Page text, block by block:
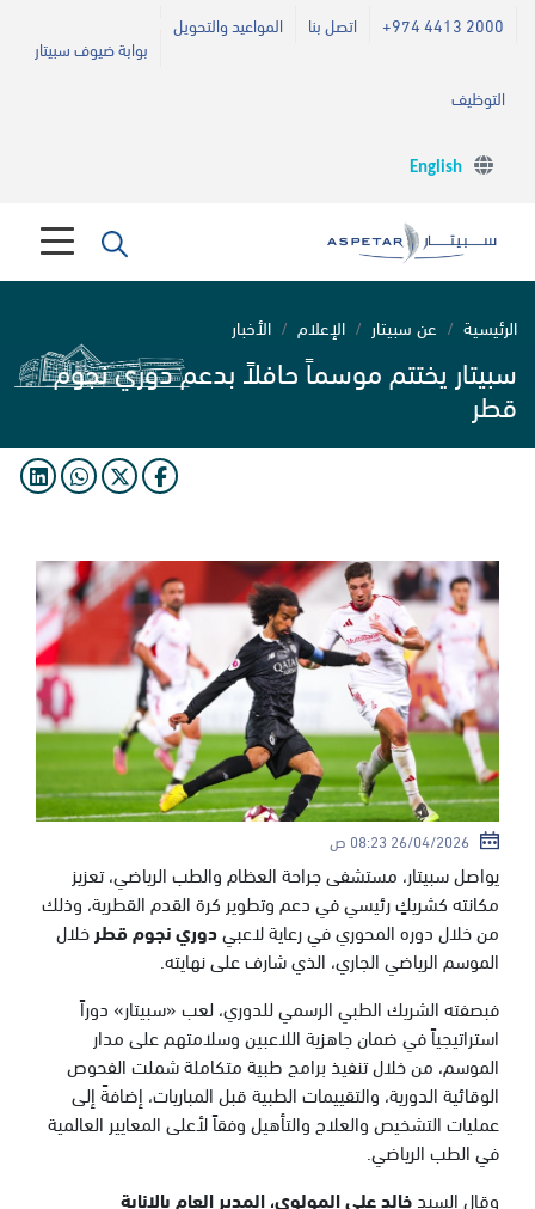
+974 4413 2000 اتصل بنا
المواعيد والتحويل
بوابة ضيوف سبيتار
التوظيف
English
الرئيسية عن سبيتار الإعلام الأخبار
سبيتار يختتم موسماً حافلاً بدعم دوري نجوم
قطر
26/04/2026 08:23 ص
يواصل سبيتار، مستشفى جراحة العظام والطب الرياضي، تعزيز
مكانته كشريكٍ رئيسي في دعم وتطوير كرة القدم القطرية، وذلك
من خلال دوره المحوري في رعاية لاعبيدوري نجوم قطر خلال
الموسم الرياضي الجاري، الذي شارف على نهايته.
فبصفته الشريك الطبي الرسمي للدوري، لعب «سبيتار» دوراً
استراتيجياً في ضمان جاهزية اللاعبين وسلامتهم على مدار
الموسم، من خلال تنفيذ برامج طبية متكاملة شملت الفحوص
الوقائية الدورية، والتقييمات الطبية قبل المباريات، إضافةً إلى
عمليات التشخيص والعلاج والتأهيل وفقاً لأعلى المعايير العالمية
في الطب الرياضي.
وقال السيد خالد علي المولوي، المدير العام بالإنابة